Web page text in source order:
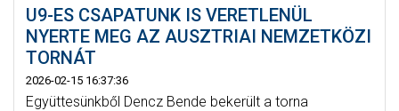
U9-ES CSAPATUNK IS VERETLENÜL
NYERTE MEG AZ AUSZTRIAI NEMZETKÖZI
TORNÁT
2026-02-15 16:37:36
Együttesünkből Dencz Bende bekerült a torna